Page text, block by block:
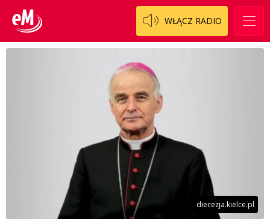
WŁĄCZ RADIO
diecezja.kielce.pl